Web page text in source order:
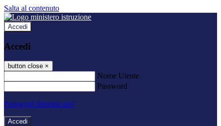
Salta al contenuto
Accedi
Accedi
button close ×
Nome Utente
Password
Password dimenticata?